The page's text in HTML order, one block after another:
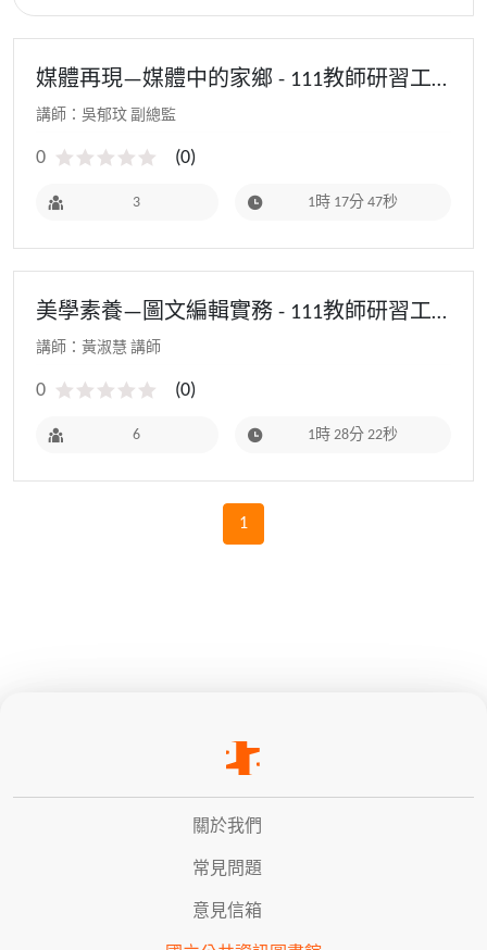
媒體再現—媒體中的家鄉 - 111教師研習工
作坊
講師：吳郁玟 副總監
0 (0)
3 1時 17分 47秒
美學素養—圖文編輯實務 - 111教師研習工
作坊
講師：黃淑慧 講師
0 (0)
6 1時 28分 22秒
1
關於我們
常見問題
意見信箱